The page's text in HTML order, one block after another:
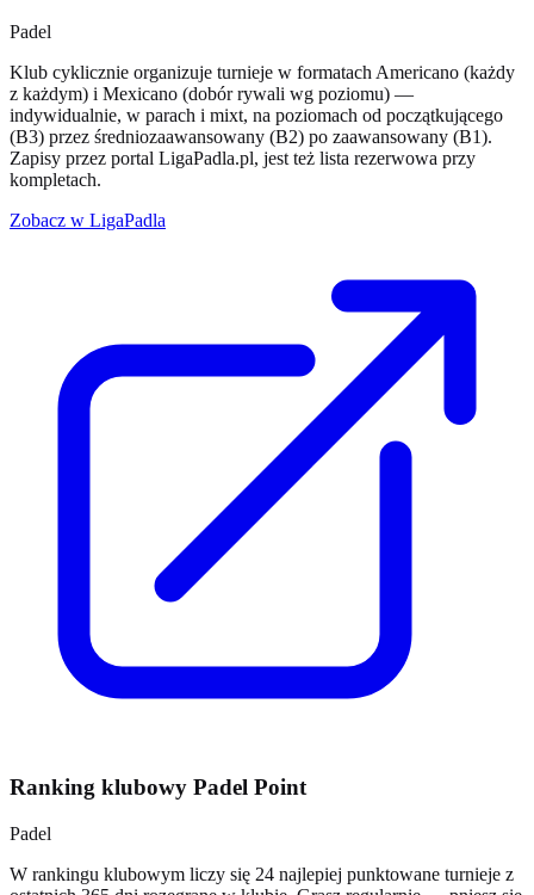
Padel
Klub cyklicznie organizuje turnieje w formatach Americano (każdy
z każdym) i Mexicano (dobór rywali wg poziomu) —
indywidualnie, w parach i mixt, na poziomach od początkującego
(B3) przez średniozaawansowany (B2) po zaawansowany (B1).
Zapisy przez portal LigaPadla.pl, jest też lista rezerwowa przy
kompletach.
Zobacz w LigaPadla
Ranking klubowy Padel Point
Padel
W rankingu klubowym liczy się 24 najlepiej punktowane turnieje z